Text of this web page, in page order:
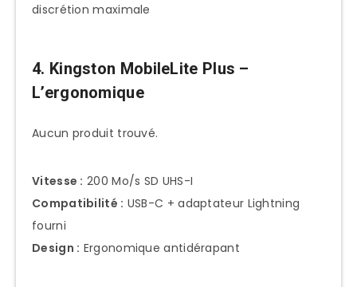
discrétion maximale
4. Kingston MobileLite Plus –
L’ergonomique
Aucun produit trouvé.
Vitesse : 200 Mo/s SD UHS-I
Compatibilité : USB-C + adaptateur Lightning
fourni
Design : Ergonomique antidérapant